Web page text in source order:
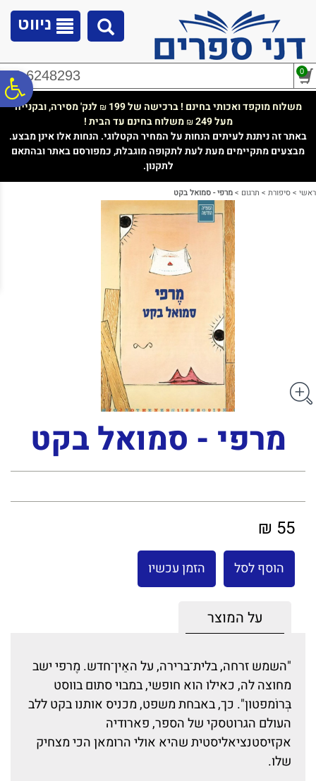
נגישות
ניווט
02-6248293 0
משלוח מוקפד ואכותי בחינם ! ברכישה של 199 ₪ לנק' מסירה, ובקנייה
מעל 249
₪משלוח בחינם עד הבית !
באתר זה ניתנת לעיתים הנחות על המחיר הקטלוגי. הנחות אלו אינן מבצע.
מבצעים מתקיימים מעת לעת לתקופה מוגבלת, כמפורסם באתר ובהתאם
לתקנון.
ראשי >סיפורת > תרגום >מרפי - סמואל בקט
מרפי - סמואל בקט
55 ₪
הוסף לסל הזמן עכשיו
על המוצר
"השמש זרחה, בלית־ברירה, על האֵין־חדש. מֶרפי ישב
מחוצה לה, כאילו הוא חופשי, במבוי סתום בווסט
בְּרוֹמפטון". כך, באבחת משפט, מכניס אותנו בקט ללב
העולם הגרוטסקי של הספר, פארודיה
אקזיסטנציאליסטית שהיא אולי הרומאן הכי מצחיק
שלו.